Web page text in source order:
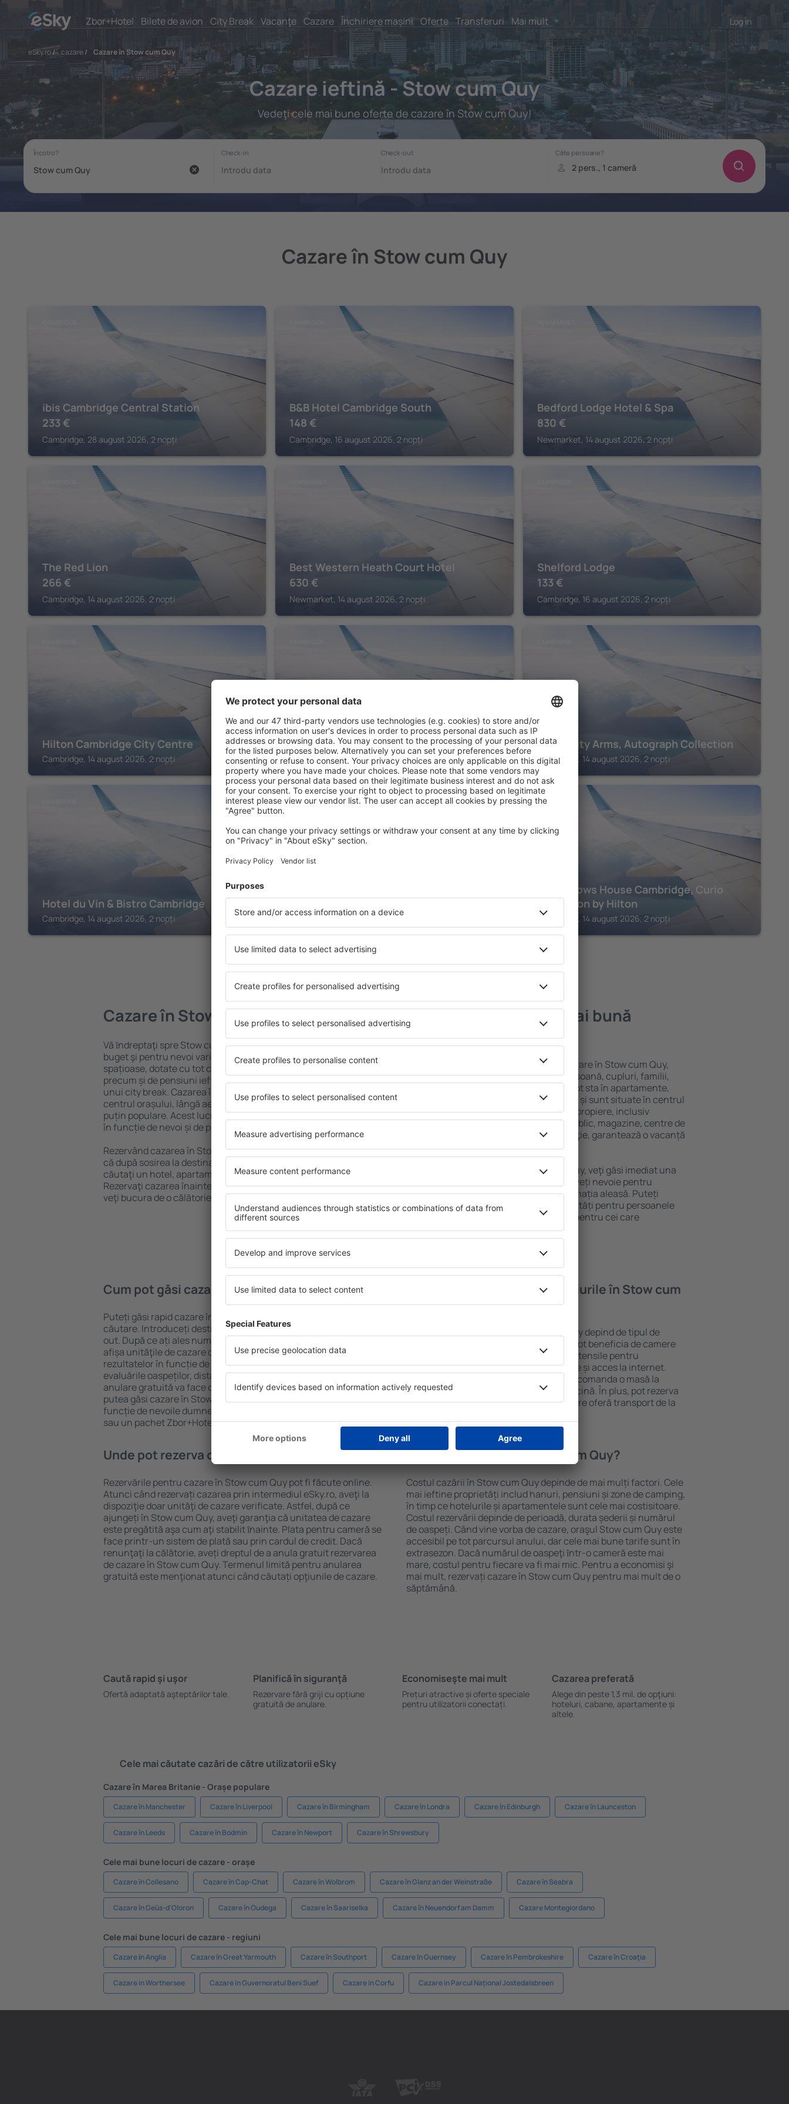
Zbor+Hotel Bilete de avion City Break Vacanţe Cazare Închiriere mașini Oferte Transferuri Mai mult Log in
eSky.ro/ cazare/ Cazare în Stow cum Quy
Cazare ieftină - Stow cum Quy
Vedeţi cele mai bune oferte de cazare în Stow cum Quy!
Cazare în Stow cum Quy
ibis Cambridge Central Station
233 €
Cambridge, 28 august 2026, 2 nopți
B&B Hotel Cambridge South
148 €
Cambridge, 16 august 2026, 2 nopți
Bedford Lodge Hotel & Spa
830 €
Newmarket, 14 august 2026, 2 nopți
The Red Lion
266 €
Cambridge, 14 august 2026, 2 nopți
Best Western Heath Court Hotel
630 €
Newmarket, 14 august 2026, 2 nopți
Shelford Lodge
133 €
Cambridge, 16 august 2026, 2 nopți
Hilton Cambridge City Centre
Cambridge, 14 august 2026, 2 nopți
Graduate by Hilton Cambridge
Cambridge, 14 august 2026, 2 nopți
University Arms, Autograph Collection
Cambridge, 14 august 2026, 2 nopți
Hotel du Vin & Bistro Cambridge
Cambridge, 14 august 2026, 2 nopți
CAMBRIDGE
Cambridge, 14 august 2026, 2 nopți
CAMBRIDGE
The Fellows House Cambridge, Curio
Collection by Hilton
Cambridge, 14 august 2026, 2 nopți
Vedeţi mai multe oferte în Stow cum Quy
Cazare în Stow cum Quy
Vă ȋndreptaţi spre Stow cum Quy? Găsiți cazare pentru fiecare
buget şi pentru nevoi variate. Puteți beneficia de proprietăți
spațioase, dotate cu tot confortul, cu numeroase facilități,
precum și de pensiuni ieftine pentru a sta câteva zile în timpul
unui city break. Cazarea în Stow cum Quy este disponibilă în
centrul orașului, lângă aeroport și în cartiere sau regiuni mai
puțin populare. Acest lucru vă va ajuta să găsiţi unităţi de cazare
în funcție de nevoi și de planurile ulterioare.
Rezervând cazarea în Stow cum Quy mai devreme, aveți garanţia
că după sosirea la destinație vă puteţi relaxa, fără a fi nevoie să
căutaţi un hotel, apartament sau altă unitate de cazare.
Rezervaţi cazarea înainte de călătoria spre Stow cum Quy și vă
veţi bucura de o călătorie liniştită.
Stow cum Quy – cea mai bună
cazare
Puteți alege dintr-o ofertă variată de cazare în Stow cum Quy,
inclusiv proprietăți pentru o singură persoană, cupluri, familii,
persoane ȋn vârstă și grupuri. Oaspeţii pot sta în apartamente,
hoteluri și pensiuni care oferă intimitate și sunt situate în centrul
orașului Stow cum Quy. Facilitățile din apropiere, inclusiv
companii de închirieri auto, transport public, magazine, centre de
reparaţii și locuri de relaxare sau distracţie, garantează o vacanță
extraordinară.
Dacă doriţi cazare de lux în Stow cum Quy, veţi găsi imediat una
care să se potrivească. Veți găsi tot ce aveți nevoie pentru
vacanță sau călătoria de afaceri la destinația aleasă. Puteți
rezerva cazare în Stow cum Quy cu facilități pentru persoanele
cu dizabilități, sugari și copii, precum și pentru cei care
călătoresc cu animale de companie.
Cum pot găsi cazare în Stow cum Quy?
Puteți găsi rapid cazare în Stow cum Quy folosind un motor de
căutare. Introduceți destinația și datele de check-in și check-
out. După ce ați ales numărul de persoane, motorul de căutare va
afișa unităţile de cazare disponibile în Stow cum Quy. Filtrarea
rezultatelor în funcție de tipul proprietăţii, numărul de stele,
evaluările oaspeților, distanța față de centru și opțiunea de
anulare gratuită va face căutarea mult mai ușoară. Astfel veți
putea găsi cazare în Stow cum Quy în doar câteva minute. În
funcție de nevoile dumneavoastră, puteți rezerva doar cazare
sau un pachet Zbor+Hotel.
Ce fel de facilităţi oferă hotelurile în Stow cum
Quy?
Facilitățile proprietăţilor în Stow cum Quy depind de tipul de
cazare și de numărul de stele. Oaspeții pot beneficia de camere
cu chicinetă, balcon, aer condiționat, ustensile pentru
prepararea ceaiului şi a cafelei, prosoape și acces la internet.
Vizitatorii pot avea parcare gratuită, pot comanda o masă la
restaurant sau pot alege un hotel cu piscină. În plus, pot rezerva
cazare în Stow cum Quy la proprietăți care oferă transport de la
Unde pot rezerva cazare în Stow cum Quy?
Rezervările pentru cazare în Stow cum Quy pot fi făcute online.
Atunci când rezervați cazarea prin intermediul eSky.ro, aveţi la
dispoziţie doar unităţi de cazare verificate. Astfel, după ce
ajungeți în Stow cum Quy, aveţi garanţia că unitatea de cazare
este pregătită aşa cum aţi stabilit ȋnainte. Plata pentru cameră se
face printr-un sistem de plată sau prin cardul de credit. Dacă
renunţaţi la călătorie, aveți dreptul de a anula gratuit rezervarea
de cazare în Stow cum Quy. Termenul limită pentru anularea
gratuită este menţionat atunci când căutați opţiunile de cazare.
Cât costă cazarea în Stow cum Quy?
Costul cazării în Stow cum Quy depinde de mai mulți factori. Cele
mai ieftine proprietăți includ hanuri, pensiuni și zone de camping,
în timp ce hotelurile și apartamentele sunt cele mai costisitoare.
Costul rezervării depinde de perioadă, durata șederii și numărul
de oaspeți. Când vine vorba de cazare, oraşul Stow cum Quy este
accesibil pe tot parcursul anului, dar cele mai bune tarife sunt în
extrasezon. Dacă numărul de oaspeţi ȋntr-o cameră este mai
mare, costul pentru fiecare va fi mai mic. Pentru a economisi şi
mai mult, rezervați cazare în Stow cum Quy pentru mai mult de o
săptămână.
Caută rapid şi uşor
Ofertă adaptată aşteptărilor tale.
Planifică ȋn siguranţă
Rezervare fără griji cu opțiune
gratuită de anulare.
Economiseşte mai mult
Prețuri atractive și oferte speciale
pentru utilizatorii conectați.
Cazarea preferată
Alege din peste 1,3 mil. de opţiuni:
hoteluri, cabane, apartamente și
altele.
Cele mai căutate cazări de către utilizatorii eSky
Cazare în Marea Britanie - Orașe populare
Cazare în Manchester Cazare în Liverpool Cazare în Birmingham Cazare în Londra Cazare în Edinburgh Cazare în Launceston
Cazare în Leeds Cazare în Bodmin Cazare în Newport Cazare în Shrewsbury
Cele mai bune locuri de cazare - orașe
Cazare în Collesano Cazare în Cap-Chat Cazare în Wolbrom Cazare în Glanz an der Weinstraße Cazare în Seabra
Cazare în Geüs-d'Oloron Cazare în Oudega Cazare în Saariselka Cazare în Neuendorf am Damm Cazare Montegiordano
Cele mai bune locuri de cazare - regiuni
Cazare ȋn Anglia Cazare în Great Yarmouth Cazare în Southport Cazare în Guernsey Cazare în Pembrokeshire Cazare în Croaţia
Cazare in Worthersee Cazare in Guvernoratul Beni Suef Cazare in Corfu Cazare in Parcul Național Jostedalsbreen